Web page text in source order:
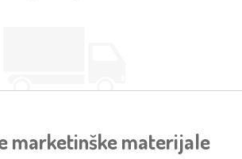
marketinške materijale